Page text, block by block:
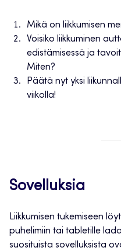
Mikä on liikkumisen
Voisiko liikkuminen
edistämisessä ja
Miten?
Päätä nyt yksi
viikolla!
Sovelluksia
Liikkumisen tukemiseen
puhelimiin tai tabletille
suosituista sovelluksista